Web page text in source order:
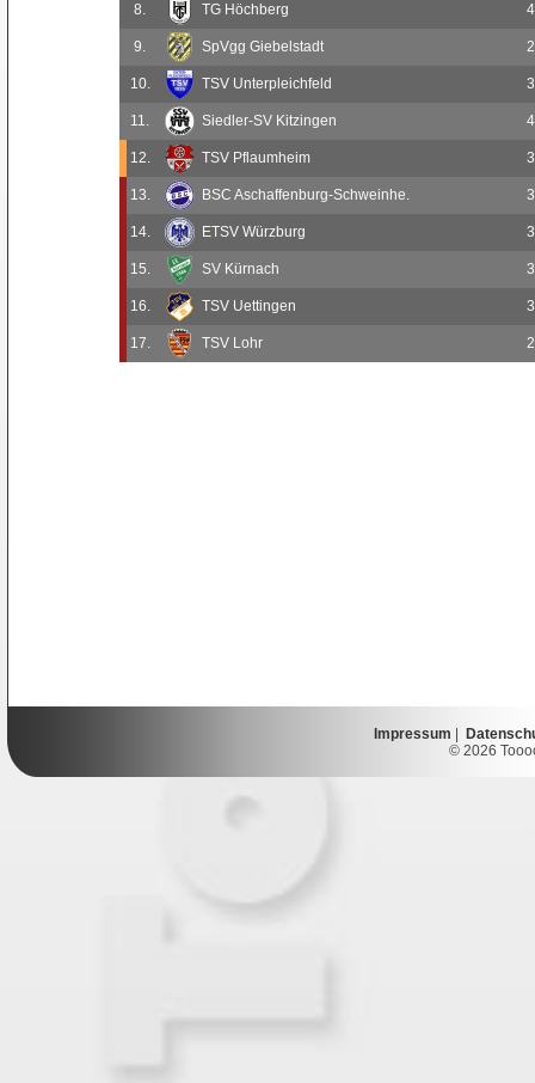
8. TG Höchberg 4
9. SpVgg Giebelstadt 2
10. TSV Unterpleichfeld 3
11. Siedler-SV Kitzingen 4
12. TSV Pflaumheim 3
13. BSC Aschaffenburg-Schweinhe. 3
14. ETSV Würzburg 3
15. SV Kürnach 3
16. TSV Uettingen 3
17. TSV Lohr 2
Impressum
© 2026